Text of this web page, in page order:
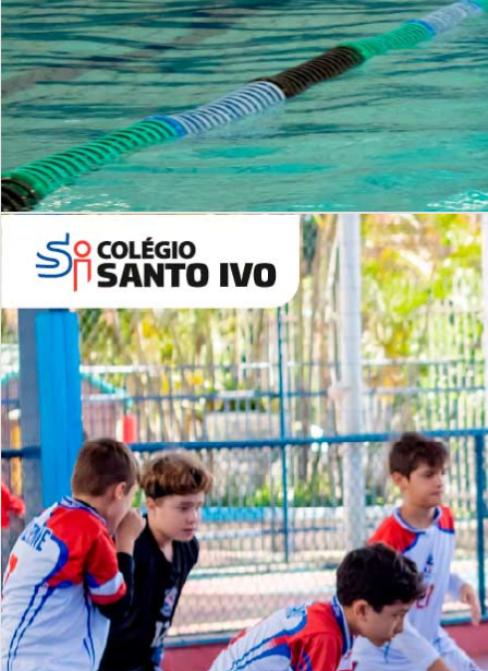
Período Integral | Saiba mais
INSTITUCIONAL
Lista de vídeos
NOSSOCANAL